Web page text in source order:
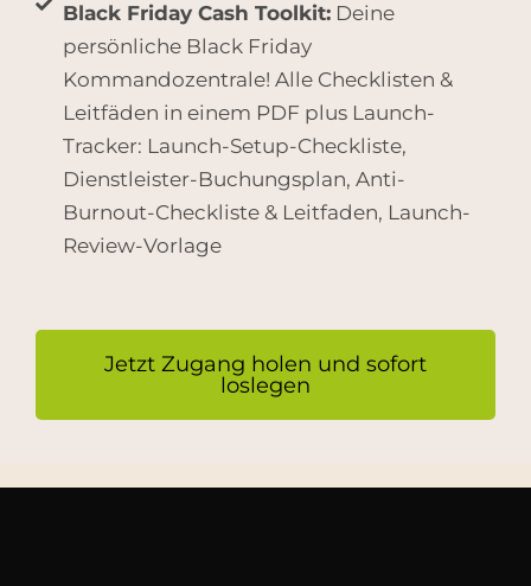
Black Friday Cash Toolkit:Deine
persönliche Black Friday
Kommandozentrale! Alle Checklisten &
Leitfäden in einem PDF plus Launch-
Tracker: Launch-Setup-Checkliste,
Dienstleister-Buchungsplan, Anti-
Burnout-Checkliste & Leitfaden, Launch-
Review-Vorlage
Jetzt Zugang holen und sofort
loslegen